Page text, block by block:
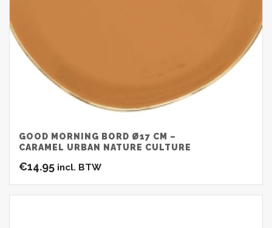
GOOD MORNING BORD Ø17 CM –
CARAMEL URBAN NATURE CULTURE
€14.95 incl. BTW